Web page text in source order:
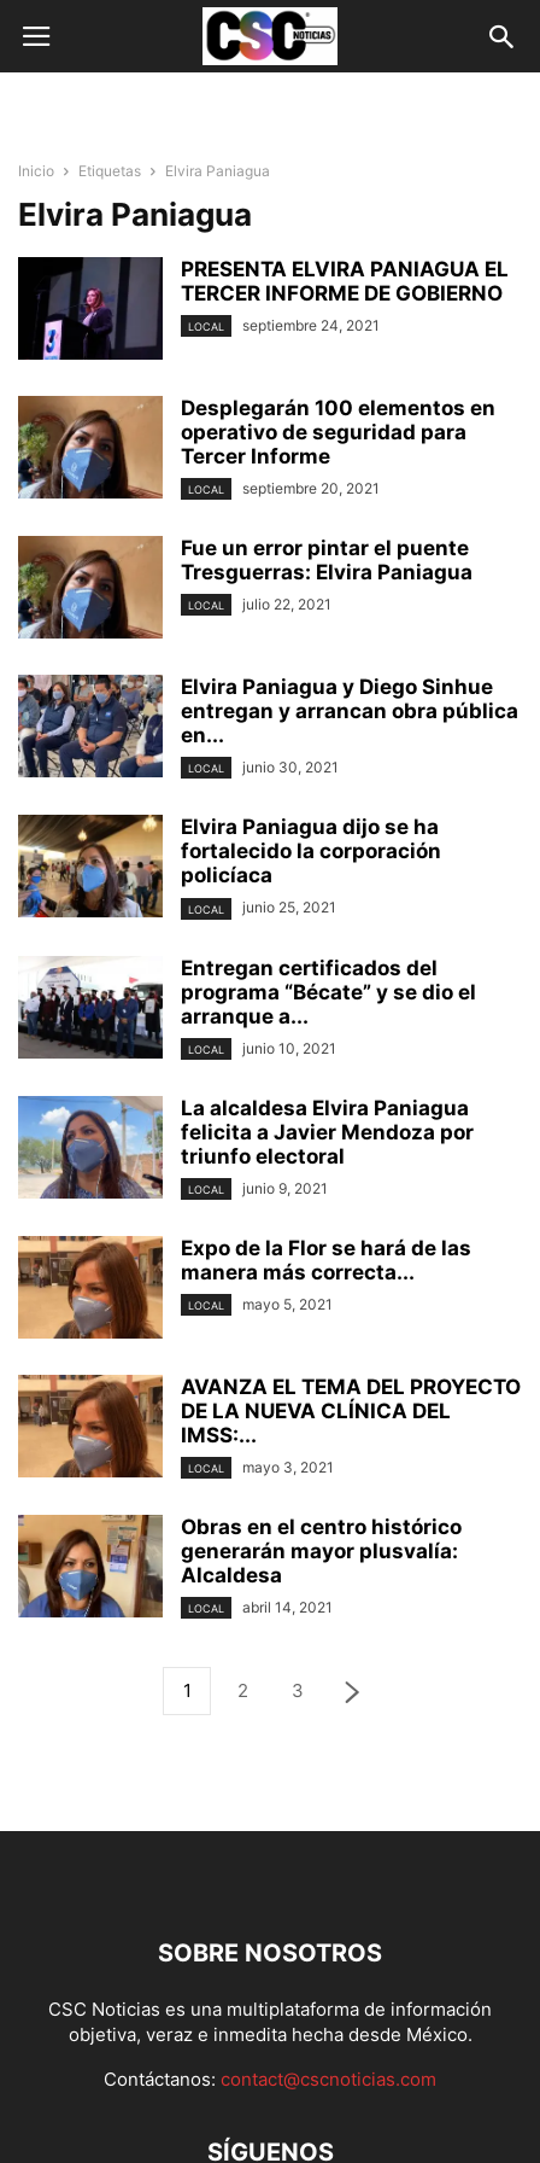
Inicio Etiquetas Elvira Paniagua
Elvira Paniagua
PRESENTA ELVIRA PANIAGUA EL
TERCER INFORME DE GOBIERNO
LOCAL septiembre 24, 2021
Desplegarán 100 elementos en
operativo de seguridad para
Tercer Informe
LOCAL septiembre 20, 2021
Fue un error pintar el puente
Tresguerras: Elvira Paniagua
LOCAL julio 22, 2021
Elvira Paniagua y Diego Sinhue
entregan y arrancan obra pública
en...
LOCAL junio 30, 2021
Elvira Paniagua dijo se ha
fortalecido la corporación
policíaca
LOCAL junio 25, 2021
Entregan certificados del
programa “Bécate” y se dio el
arranque a...
LOCAL junio 10, 2021
La alcaldesa Elvira Paniagua
felicita a Javier Mendoza por
triunfo electoral
LOCAL junio 9, 2021
Expo de la Flor se hará de las
manera más correcta...
LOCAL mayo 5, 2021
AVANZA EL TEMA DEL PROYECTO
DE LA NUEVA CLÍNICA DEL
IMSS:...
LOCAL mayo 3, 2021
Obras en el centro histórico
generarán mayor plusvalía:
Alcaldesa
LOCAL abril 14, 2021
1 2 3
SOBRE NOSOTROS
CSC Noticias es una multiplataforma de información
objetiva, veraz e inmedita hecha desde México.
Contáctanos: contact@cscnoticias.com
SÍGUENOS